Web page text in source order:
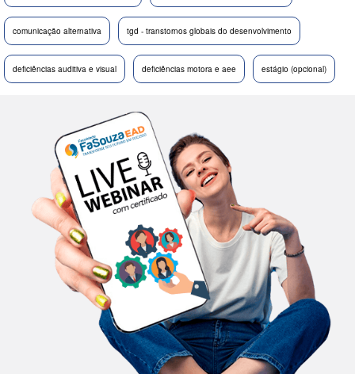
comunicação alternativa tgd - transtornos globais do desenvolvimento
deficiências auditiva e visual deficiências motora e aee estágio (opcional)